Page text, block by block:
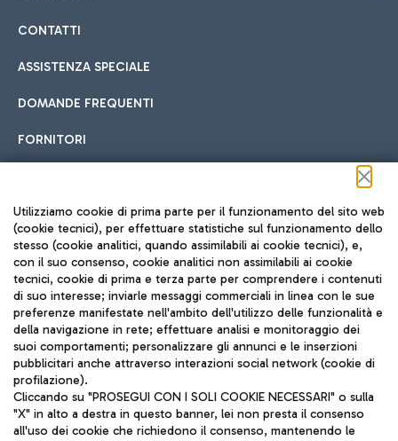
CONTATTI
ASSISTENZA SPECIALE
DOMANDE FREQUENTI
FORNITORI
Seguici sui social
TRAVEL JOURNAL
ITA
Utilizziamo cookie di prima parte per il funzionamento del sito web
(cookie tecnici), per effettuare statistiche sul funzionamento dello
stesso (cookie analitici, quando assimilabili ai cookie tecnici), e,
con il suo consenso, cookie analitici non assimilabili ai cookie
tecnici, cookie di prima e terza parte per comprendere i contenuti
di suo interesse; inviarle messaggi commerciali in linea con le sue
preferenze manifestate nell'ambito dell'utilizzo delle funzionalità e
della navigazione in rete; effettuare analisi e monitoraggio dei
suoi comportamenti; personalizzare gli annunci e le inserzioni
pubblicitari anche attraverso interazioni social network (cookie di
profilazione).
Cliccando su "PROSEGUI CON I SOLI COOKIE NECESSARI" o sulla
"X" in alto a destra in questo banner, lei non presta il consenso
all'uso dei cookie che richiedono il consenso, mantenendo le